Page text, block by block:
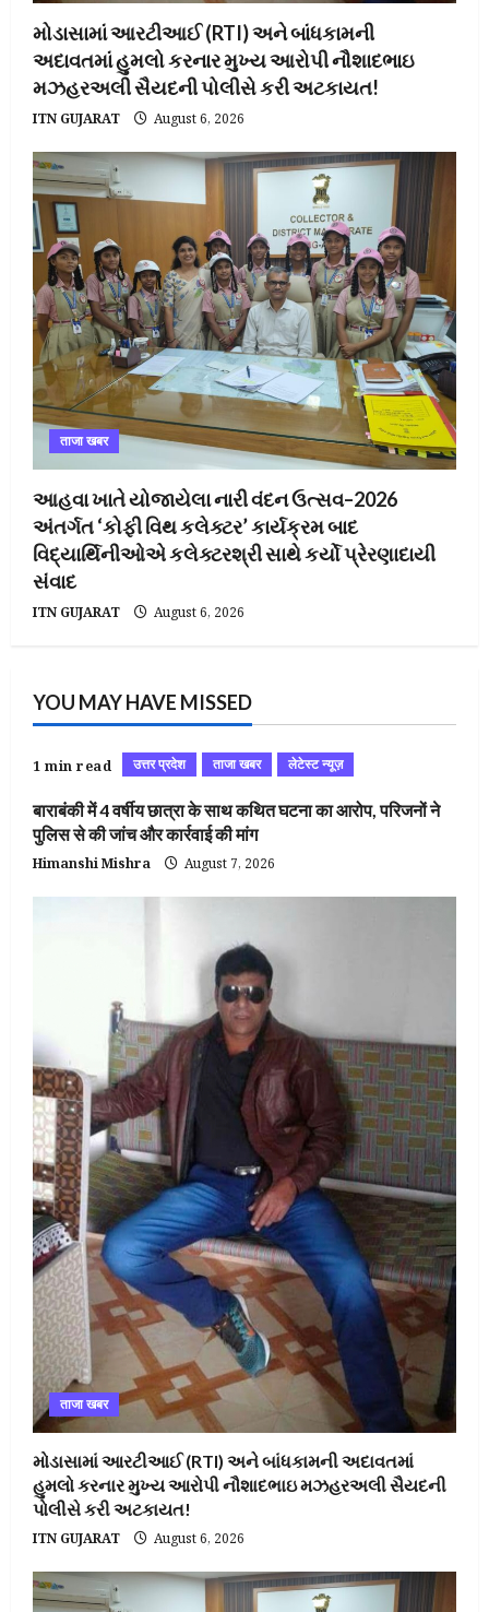
મોડાસામાં આરટીઆઈ (RTI) અને બાંધકામની
અદાવતમાં હુમલો કરનાર મુખ્ય આરોપી નૌશાદભાઇ
મઝહરઅલી સૈયદની પોલીસે કરી અટકાયત!
ITN GUJARAT August 6, 2026
ताजा खबर
આહવા ખાતે યોજાયેલા નારી વંદન ઉત્સવ–2026
અંતર્ગત ‘કોફી વિથ કલેક્ટર’ કાર્યક્રમ બાદ
વિદ્યાર્થિનીઓએ કલેક્ટરશ્રી સાથે કર્યો પ્રેરણાદાયી
સંવાદ
ITN GUJARAT August 6, 2026
YOU MAY HAVE MISSED
1 min read उत्तर प्रदेश ताजा खबर लेटेस्ट न्यूज़
बाराबंकी में 4 वर्षीय छात्रा के साथ कथित घटना का आरोप, परिजनों ने
पुलिस से की जांच और कार्रवाई की मांग
Himanshi Mishra August 7, 2026
ताजा खबर
મોડાસામાં આરટીઆઈ (RTI) અને બાંધકામની અદાવતમાં
હુમલો કરનાર મુખ્ય આરોપી નૌશાદભાઇ મઝહરઅલી સૈયદની
પોલીસે કરી અટકાયત!
ITN GUJARAT August 6, 2026